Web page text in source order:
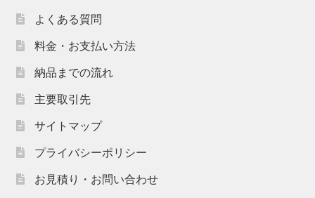
よくある質問
料金・お支払い方法
納品までの流れ
主要取引先
サイトマップ
プライバシーポリシー
お見積り・お問い合わせ